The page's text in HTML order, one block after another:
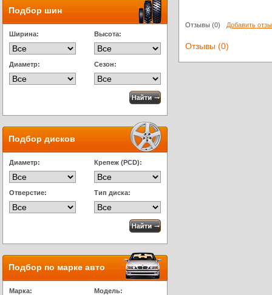
Подбор шин
Ширина: Высота:
Диаметр: Сезон:
Подбор дисков
Диаметр: Крепеж (PCD):
Отверстие: Тип диска:
Подбор по марке авто
Марка: Модель:
Отзывы (0) Добавить
Отзывы (0)